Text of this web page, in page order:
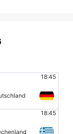
18:45
18:45